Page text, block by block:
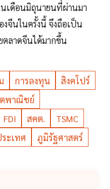
นเดือนมิถุนายนที่ผ่านมา
จีนในครั้งนี้ จึงถือเป็น
ตลาดจีนได้มากขึ้น
การลงทุน
สิงคโปร์
พาณิชย์
FDI สคต.
TSMC
ะเทศ
ภูมิรัฐศาสตร์